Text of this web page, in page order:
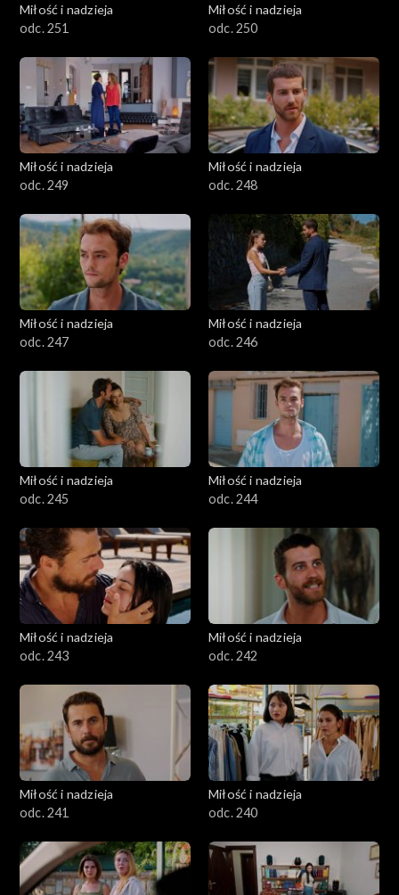
Miłość i nadzieja
odc. 251
Miłość i nadzieja
odc. 250
Miłość i nadzieja
odc. 249
Miłość i nadzieja
odc. 248
Miłość i nadzieja
odc. 247
Miłość i nadzieja
odc. 246
Miłość i nadzieja
odc. 245
Miłość i nadzieja
odc. 244
Miłość i nadzieja
odc. 243
Miłość i nadzieja
odc. 242
Miłość i nadzieja
odc. 241
Miłość i nadzieja
odc. 240